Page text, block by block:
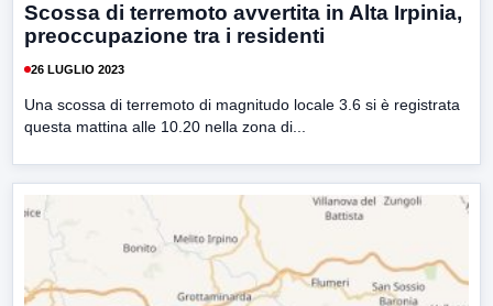
Scossa di terremoto avvertita in Alta Irpinia,
preoccupazione tra i residenti
26 LUGLIO 2023
Una scossa di terremoto di magnitudo locale 3.6 si è registrata
questa mattina alle 10.20 nella zona di...